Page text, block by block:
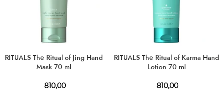
RITUALS The Ritual of Jing Hand
Mask 70 ml
810,00
RITUALS The Ritual of Karma Hand
Lotion 70 ml
810,00